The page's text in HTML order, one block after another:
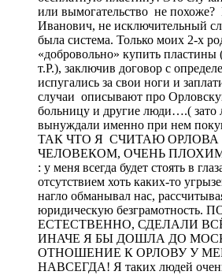
или вымогательство не похоже?
Иванович, не исключительный
была система. Только моих 2-х
«добровольно» купить
т.Р.), заключив договор с
испугались за свои ноги и
случаи описывают про
больницу и другие люди….( зато
вынуждали именно при нем
ТАК ЧТО Я СЧИТАЮ
ЧЕЛОВЕКОМ, ОЧЕНЬ
: у меня всегда будет стоять в
отсутствием хоть каких-то
нагло обманывал нас,
юридическую безграмотность.
ЕСТЕСТВЕННО, СДЕЛАЛИ
ИНАЧЕ Я БЫ ДОШЛА ДО
ОТНОШЕНИЕ К ОРЛОВУ У
НАВСЕГДА! Я таких людей очень